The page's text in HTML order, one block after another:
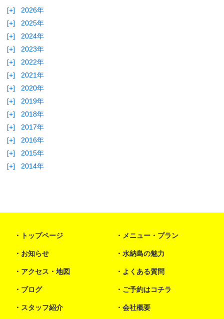
[+]
2026年
[+]
2025年
[+]
2024年
[+]
2023年
[+]
2022年
[+]
2021年
[+]
2020年
[+]
2019年
[+]
2018年
[+]
2017年
[+]
2016年
[+]
2015年
[+]
2014年
トップページ メニュー・プラン
お知らせ 水納島の魅力
アクセス・地図 よくある質問
ブログ ご予約はコチラ
スタッフ紹介 会社概要